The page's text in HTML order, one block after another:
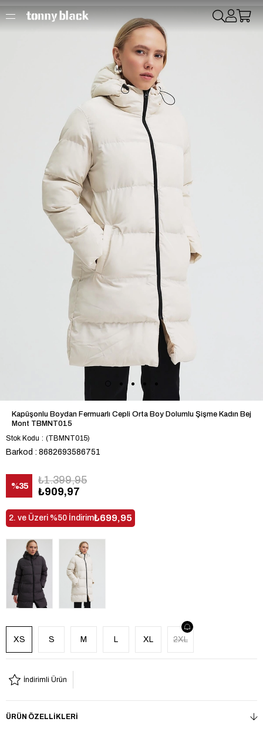
Kapüşonlu Boydan Fermuarlı Cepli Orta Boy Dolumlu Şişme Kadın Bej
Mont TBMNT015
Stok Kodu
(TBMNT015)
Barkod : 8682693586751
%35
İndirim
₺1.399,95
₺909,97
2. ve Üzeri %50 İndirim₺699,95
XS S M L XL 2XL
İndirimli Ürün
ÜRÜN ÖZELLIKLERI